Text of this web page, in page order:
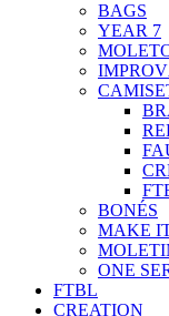
BAGS
YEAR 7
BONÉS
MAKE
ONE
FTBL
CREATION